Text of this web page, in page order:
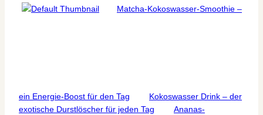
Matcha-Kokoswasser-Smoothie –
ein Energie-Boost für den Tag
Kokoswasser Drink – der
exotische Durstlöscher für jeden Tag
Ananas-